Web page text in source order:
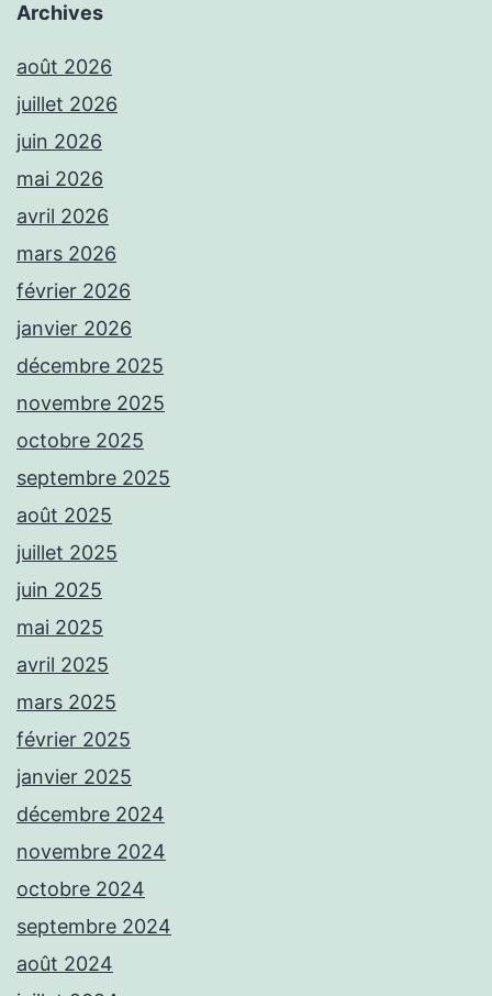
Archives
août 2026
juillet 2026
juin 2026
mai 2026
avril 2026
mars 2026
février 2026
janvier 2026
décembre 2025
novembre 2025
octobre 2025
septembre 2025
août 2025
juillet 2025
juin 2025
mai 2025
avril 2025
mars 2025
février 2025
janvier 2025
décembre 2024
novembre 2024
octobre 2024
septembre 2024
août 2024